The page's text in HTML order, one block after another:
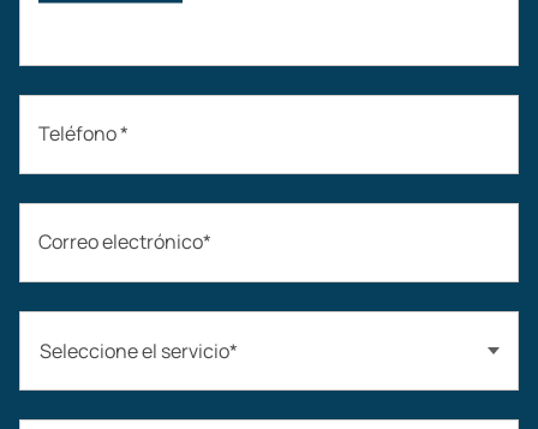
Teléfono *
Correo electrónico*
Seleccione el servicio*